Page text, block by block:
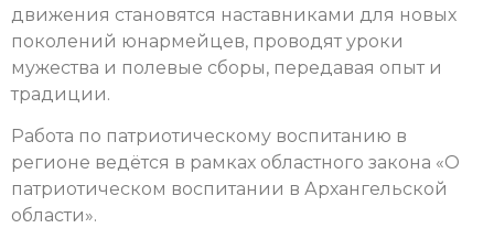
движения становятся наставниками для новых
поколений юнармейцев, проводят уроки
мужества и полевые сборы, передавая опыт и
традиции.
Работа по патриотическому воспитанию в
регионе ведётся в рамках областного закона «О
патриотическом воспитании в Архангельской
области».